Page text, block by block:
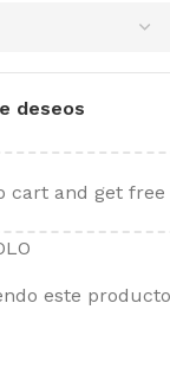
deseos
cart and get free
este